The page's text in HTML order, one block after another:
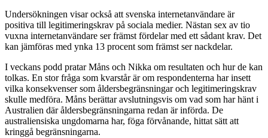
Undersökningen visar också att svenska internetanvändare är
positiva till legitimeringskrav på sociala medier. Nästan sex av tio
vuxna internetanvändare ser främst fördelar med ett sådant krav. Det
kan jämföras med ynka 13 procent som främst ser nackdelar.
I veckans podd pratar Måns och Nikka om resultaten och hur de kan
tolkas. En stor fråga som kvarstår är om respondenterna har insett
vilka konsekvenser som åldersbegränsningar och legitimeringskrav
skulle medföra. Måns berättar avslutningsvis om vad som har hänt i
Australien där åldersbegränsningarna redan är införda. De
australiensiska ungdomarna har, föga förvånande, hittat sätt att
kringgå begränsningarna.